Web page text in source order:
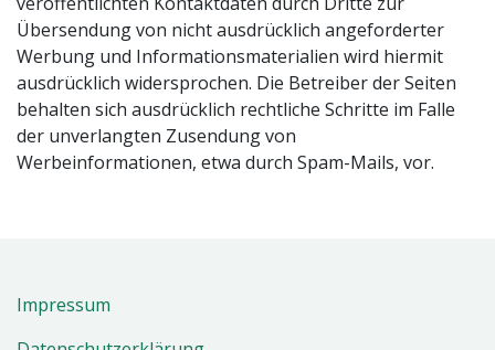
Übersendung von nicht ausdrücklich angeforderter
Werbung und Informationsmaterialien wird hiermit
ausdrücklich widersprochen. Die Betreiber der Seiten
behalten sich ausdrücklich rechtliche Schritte im Falle
der unverlangten Zusendung von
Werbeinformationen, etwa durch Spam-Mails, vor.
Impressum